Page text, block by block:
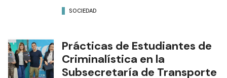
SOCIEDAD
Prácticas de Estudiantes de
Criminalística en la
Subsecretaría de Transporte